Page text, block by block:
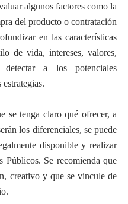
algunos factores como la
del producto o contratación
en las características
de vida, intereses, valores,
a los potenciales
se tenga claro qué ofrecer, a
los diferenciales, se puede
disponible y realizar
Públicos. Se recomienda que
creativo y que se vincule de